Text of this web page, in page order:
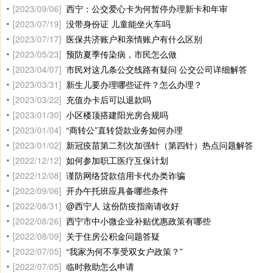
[2023/09/06] 西宁：公交爱心卡为何暂停办理新卡和年审
[2023/07/19] 没带身份证 儿童能坐火车吗
[2023/07/17] 医保共济账户和亲情账户有什么区别
[2023/05/23] 预防夏季传染病，市民怎么做
[2023/04/07] 市民对这几条公交线路有疑问 公交公司详细解答
[2023/03/31] 新生儿要办理哪些证件？怎么办理？
[2023/03/22] 充值办卡后可以退款吗
[2023/01/30] 小区楼顶搭建阳光房合规吗
[2023/01/04] “商转公”直转贷款业务如何办理
[2023/01/02] 新冠疫苗第二剂次加强针（第四针）热点问题解答
[2022/12/12] 如何参加职工医疗互保计划
[2022/12/08] 谨防网络贷款信用卡代办类诈骗
[2022/09/06] 开办午托班应具备哪些条件
[2022/08/31] @西宁人 这份防疫指南请收好
[2022/08/26] 西宁市中小微企业补贴优惠政策有哪些
[2022/08/09] 关于住房公积金问题答疑
[2022/07/05] “我家为何不享受双女户政策？”
[2022/07/05] 临时救助怎么申请